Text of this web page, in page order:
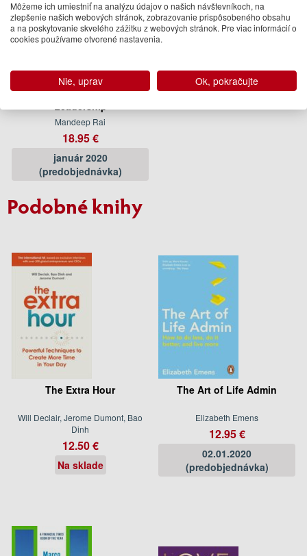
The Values Compass : What
101 Countries Teach Us
About Purpose, Life and
Mandeep Rai
18.95 €
január 2020
(predobjednávka)
Podobné knihy
The Extra Hour
Will Declair, Jerome Dumont, Bao
Dinh
12.50 €
Na sklade
The Art of Life Admin
Elizabeth Emens
12.95 €
02.01.2020
(predobjednávka)
Môžeme ich umiestniť na analýzu údajov o našich návštevníkoch, na
zlepšenie našich webových stránok, zobrazovanie prispôsobeného obsahu
a na poskytovanie skvelého zážitku z webových stránok. Pre viac informácií o
cookies používame otvorené nastavenia.
Nie, uprav Ok, pokračujte